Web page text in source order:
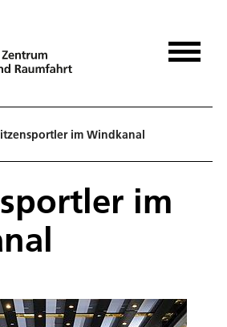
im Windkanal
im